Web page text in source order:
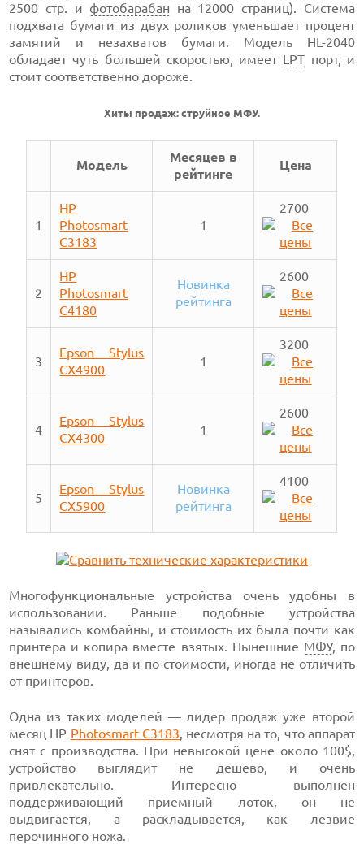
2500 стр. ифотобарабан на 12000 страниц). Система
подхвата бумаги из двух роликов уменьшает процент
замятий и незахватов бумаги. Модель HL-2040
обладает чуть большей скоростью, имеет LPT порт, и
стоит соответственно дороже.
Хиты продаж: струйное МФУ.
Модель
Месяцев в
рейтинге
Цена
1
HP
Photosmart
C3183
1
2700
2
HP
Photosmart
C4180
Новинка
рейтинга
2600
3
Epson Stylus
CX4900
1
3200
4
Epson Stylus
CX4300
1
2600
5
Epson Stylus
CX5900
Новинка
рейтинга
4100
Многофункциональные устройства очень удобны в
использовании. Раньше подобные устройства
назывались комбайны, и стоимость их была почти как
принтера и копира вместе взятых. Нынешние МФУ, по
внешнему виду, да и по стоимости, иногда не отличить
от принтеров.
Одна из таких моделей — лидер продаж уже второй
месяц НР Photosmart C3183, несмотря на то, что аппарат
снят с производства. При невысокой цене около 100$,
устройство выглядит не дешево, и очень
привлекательно. Интересно выполнен
поддерживающий приемный лоток, он не
выдвигается, а раскладывается, как лезвие
перочинного ножа.